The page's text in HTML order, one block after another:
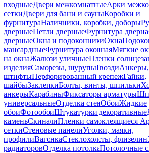
входныеДвери межкомнатныеАрки
сеткиДвери для бани и сауныКоробки и
фурнитураНаличники, коробки, доборы
дверныеПетли дверныеФурнитура
дверныеОкна и подоконникиОкна
мансардныеФурнитура оконнаяМягкие
на окнаЖалюзи уличныеПленки
изделияСаморезы, шурупыГвозди
штифтыПерфорированный крепежГайки,
шайбыЗаклепкиБолты, винты, шпильки
анкерыКарабиныФиксаторы арматуры
универсальныеОтделка стенОбоиЖидкие
обоиФотообоиШтукатурки декоративные
каменьСкиналиПленки самоклеящиеся
сеткиСтеновые панелиУголки, маяки,
профилиВагонкаСтеклохолсты, флизелин
радиаторовОтделка потолкаПотолочные